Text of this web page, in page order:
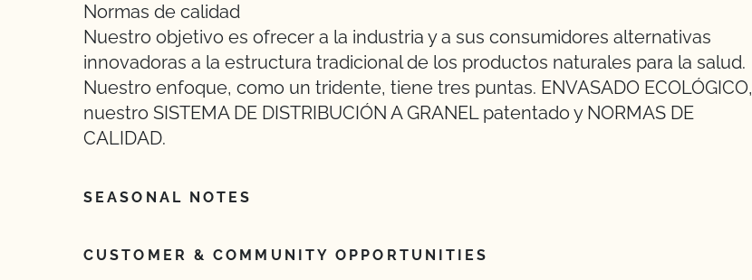
Normas de calidad
Nuestro objetivo es ofrecer a la industria y a sus consumidores alternativas
innovadoras a la estructura tradicional de los productos naturales para la salud.
Nuestro enfoque, como un tridente, tiene tres puntas. ENVASADO ECOLÓGICO,
nuestro SISTEMA DE DISTRIBUCIÓN A GRANEL patentado y NORMAS DE
CALIDAD.
SEASONAL NOTES
CUSTOMER & COMMUNITY OPPORTUNITIES